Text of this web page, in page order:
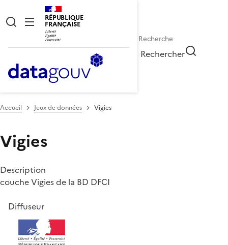
RÉPUBLIQUE
FRANÇAISE
Rechercher
Accueil Jeux de données Vigies
Vigies
Description
couche Vigies de la BD DFCI
Diffuseur